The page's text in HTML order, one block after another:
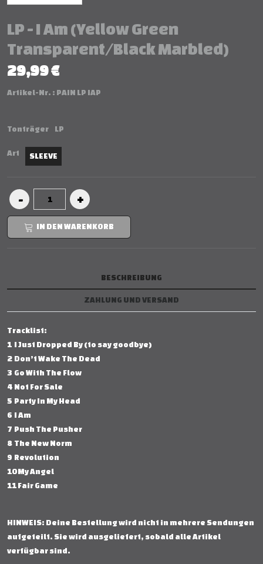
LP - I Am (Yellow Green
Transparent/Black Marbled)
29,99 €
Artikel-Nr. : PAIN LP IAP
Tonträger LP
Art SLEEVE
IN DEN WARENKORB
BESCHREIBUNG
ZAHLUNG UND VERSAND
Tracklist:
1 I Just Dropped By (to say goodbye)
2 Don’t Wake The Dead
3 Go With The Flow
4 Not For Sale
5 Party In My Head
6 I Am
7 Push The Pusher
8 The New Norm
9 Revolution
10 My Angel
11 Fair Game
HINWEIS: Deine Bestellung wird nicht in mehrere Sendungen
aufgeteilt. Sie wird ausgeliefert, sobald alle Artikel
verfügbar sind.